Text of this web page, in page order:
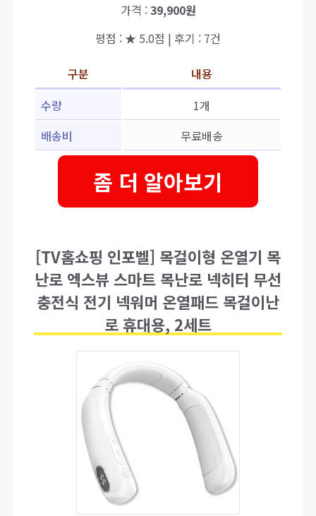
가격 :39,900원
평점 : ★ 5.0점 | 후기 : 7건
구분
내용
수량
1개
배송비
무료배송
좀 더 알아보기
[TV홈쇼핑 인포벨] 목걸이형 온열기 목
난로 엑스뷰 스마트 목난로 넥히터 무선
충전식 전기 넥워머 온열패드 목걸이난
로 휴대용, 2세트